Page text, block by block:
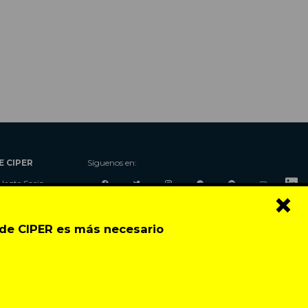
CIPER es más necesario
×
CIPER
Socio
Contacto
Síguenos en: